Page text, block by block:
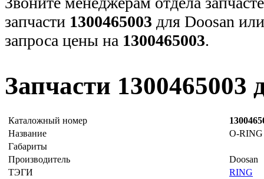
запчасти 1300465003 для Doosan
запроса цены на 1300465003.
Запчасти 1300465003
Каталожный номер
Название
O-RING
Габариты
Производитель
Doosan
ТЭГИ
RING